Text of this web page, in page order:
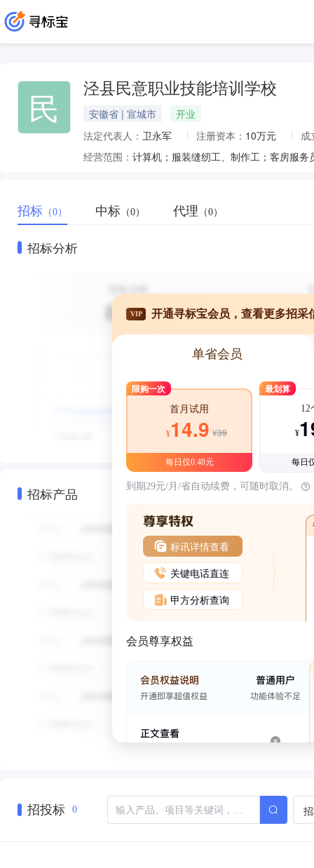
民 泾县民意职业技能培训学校
安徽省 | 宣城市
开业
法定代表人： 卫永军 注册资本： 10万元
成
经营范围： 计算机；服装缝纫工、制作工；客房服
招标 （0） 中标 （0） 代理 （0）
招标分析
招标产品
VIP 开通寻标宝会员，查看更多招采
单省会员
限购一次
首月试用
¥14.9 ¥39
每日仅0.48元
最划算
12
¥
每日
到期29元/月/省自动续费，可随时取消。
标讯详情查看
关键电话直连
甲方分析查询
会员尊享权益
招投标 0